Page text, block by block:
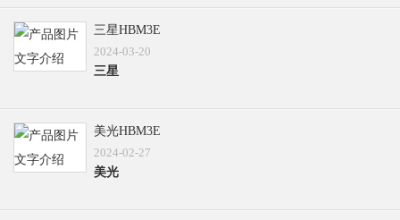
三星HBM3E
2024-03-20
三星
美光HBM3E
2024-02-27
美光